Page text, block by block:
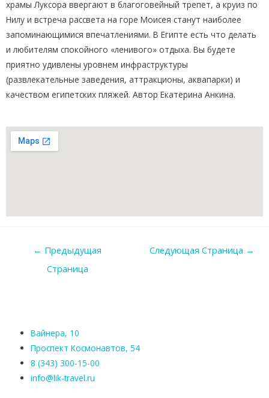
храмы Луксора ввергают в благоговейный трепет, а круиз по
Нилу и встреча рассвета на горе Моисея станут наиболее
запоминающимися впечатлениями. В Египте есть что делать
и любителям спокойного «ленивого» отдыха. Вы будете
приятно удивлены уровнем инфраструктуры
(развлекательные заведения, аттракционы, аквапарки) и
качеством египетских пляжей. Автор Екатерина Анкина.
← Предыдущая
Страница
Следующая Страница →
Вайнера, 10
Проспект Космонавтов, 54
8 (343) 300-15-00
info@lik-travel.ru